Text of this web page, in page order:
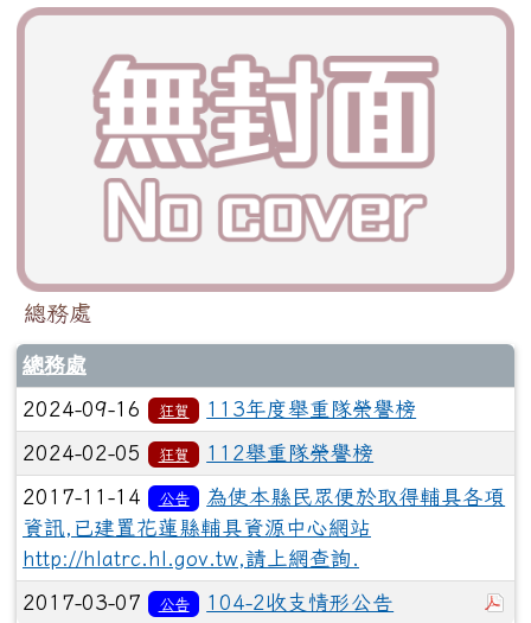
總務處
總務處
2024-09-16 狂賀 113年度舉重隊榮譽榜
2024-02-05 狂賀 112舉重隊榮譽榜
2017-11-14 公告
為使本縣民眾便於取得輔具各項
資訊,已建置花蓮縣輔具資源中心網站
http://hlatrc.hl.gov.tw,請上網查詢.
2017-03-07 公告 104-2收支情形公告